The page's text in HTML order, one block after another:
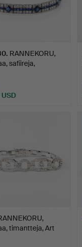
. RANNEKORU,
safiireja,
timantteja, Art